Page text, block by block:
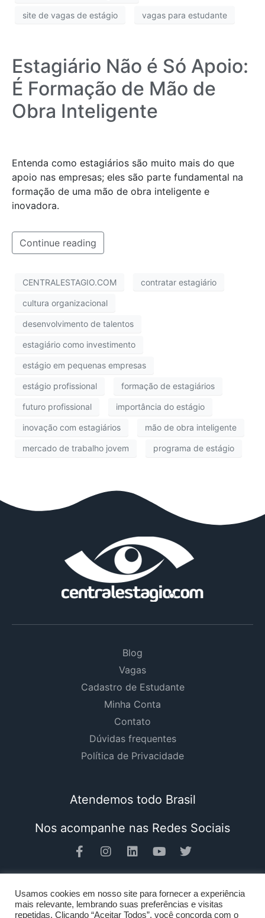
site de vagas de estágio vagas para estudante
Estagiário Não é Só Apoio:
É Formação de Mão de
Obra Inteligente
Entenda como estagiários são muito mais do que
apoio nas empresas; eles são parte fundamental na
formação de uma mão de obra inteligente e
inovadora.
Continue reading
CENTRALESTAGIO.COM contratar estagiário
cultura organizacional
desenvolvimento de talentos
estagiário como investimento
estágio em pequenas empresas
estágio profissional formação de estagiários
futuro profissional importância do estágio
inovação com estagiários mão de obra inteligente
mercado de trabalho jovem programa de estágio
Blog
Vagas
Cadastro de Estudante
Minha Conta
Contato
Dúvidas frequentes
Política de Privacidade
Atendemos todo Brasil
Nos acompanhe nas Redes Sociais
Quero contratar
Usamos cookies em nosso site para fornecer a experiência
mais relevante, lembrando suas preferências e visitas
repetidas. Clicando “Aceitar Todos”, você concorda com o